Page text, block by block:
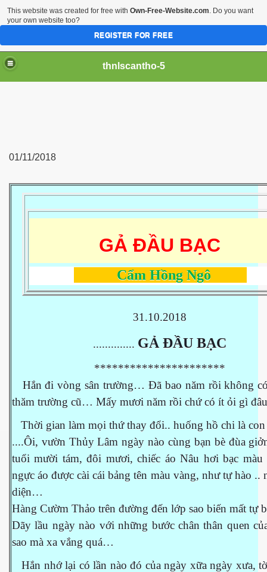
thnlscantho-5
01/11/2018
GẢ ĐẦU BẠC
Cẩm Hồng Ngô
31.10.2018
.............. GẢ ĐẦU BẠC
**********************
Hắn đi vòng sân trường… Đã bao năm rồi không
thăm trường cũ… Mấy mươi năm rồi chứ có ít ỏi gì
Thời gian làm mọi thứ thay đổi.. huống hồ chi là
....Ôi, vườn Thủy Lâm ngày nào cùng bạn bè đùa
tuổi mười tám, đôi mươi, chiếc áo Nâu hơi bạc màu
ngực áo được cài cái bảng tên màu vàng, như tự hào ..
diện…
Hàng Cườm Thảo trên đường đến lớp sao biến mất tự
Dãy lầu ngày nào với những bước chân thân quen
sao mà xa vắng quá…
Hắn nhớ lại có lần nào đó của ngày xữa ngày xưa,
Bộ xưa
This website was created for free with Own-Free-Website.com. Do you want
your own website too?
REGISTER FOR FREE